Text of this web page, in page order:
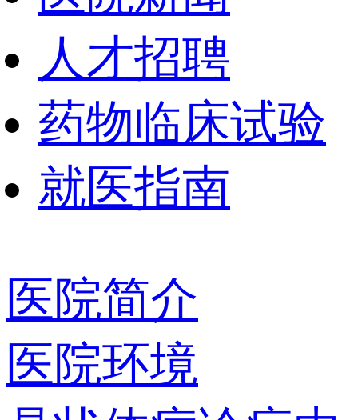
人才招聘
药物临床试验
就医指南
医院简介
医院环境